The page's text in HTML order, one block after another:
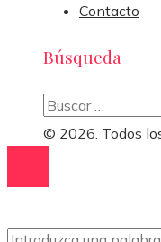
Contacto
Búsqueda
Buscar:
© 2026. Todos